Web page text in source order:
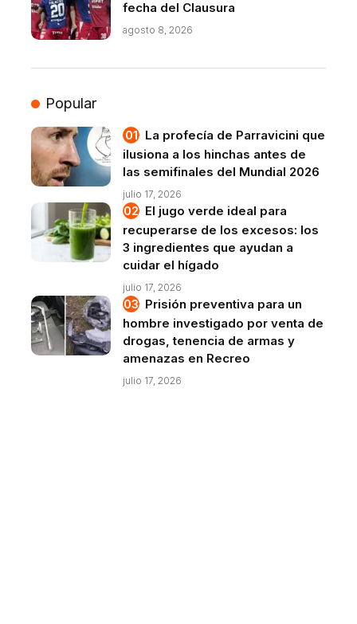
fecha del Clausura
agosto 8, 2026
Popular
La profecía de Parravicini que
ilusiona a los hinchas antes de
las semifinales del Mundial 2026
julio 17, 2026
El jugo verde ideal para
recuperarse de los excesos: los
3 ingredientes que ayudan a
cuidar el hígado
julio 17, 2026
Prisión preventiva para un
hombre investigado por venta de
drogas, tenencia de armas y
amenazas en Recreo
julio 17, 2026